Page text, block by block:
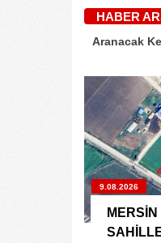
HABER
Aranacak
9.08.2026
MERSİN